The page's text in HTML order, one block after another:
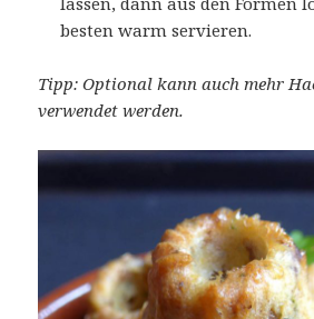
besten warm servieren.
Tipp: Optional kann auch mehr
verwendet werden.